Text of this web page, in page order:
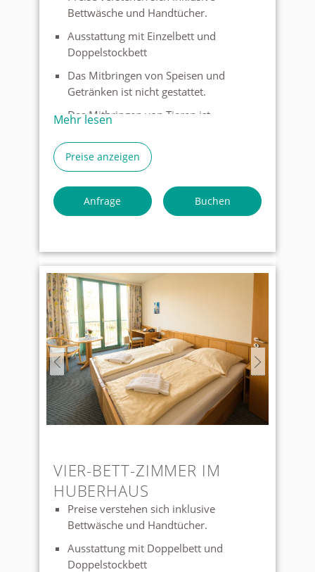
Bettwäsche und Handtücher.
Ausstattung mit Einzelbett und
Doppelstockbett
Das Mitbringen von Speisen und
Getränken ist nicht gestattet.
Das Mitbringen von Tieren ist
Ausnahmefällen nach Absprache
möglich.
Auf den Zimmern gibt es keinen TV,
allerdings im Aufenthaltsraum
bitte Kontakt mit uns auf. Wir haben
für diesen Fall besondere Rabatte.
Mehr lesen
Preise anzeigen
Anfrage Buchen
VIER-BETT-ZIMMER IM
HUBERHAUS
Preise verstehen sich inklusive
Bettwäsche und Handtücher.
Ausstattung mit Doppelbett und
Doppelstockbett